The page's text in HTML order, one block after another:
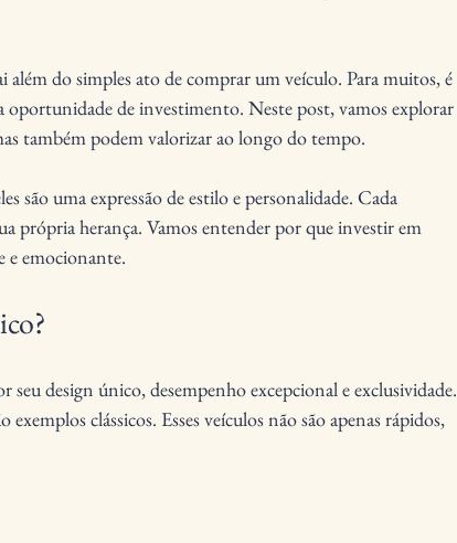
do simples ato de comprar um veículo. Para muitos, é
de investimento. Neste post, vamos explorar
também podem valorizar ao longo do tempo.
são uma expressão de estilo e personalidade. Cada
própria herança. Vamos entender por que investir em
e emocionante.
design único, desempenho excepcional e exclusividade.
clássicos. Esses veículos não são apenas rápidos,